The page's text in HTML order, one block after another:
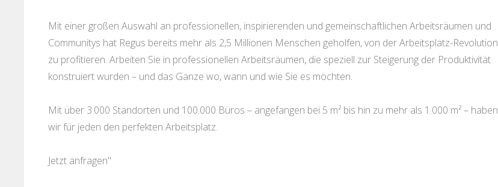
Mit einer großen Auswahl an professionellen, inspirierenden und gemeinschaftlichen Arbeitsräumen und
Communitys hat Regus bereits mehr als 2,5 Millionen Menschen geholfen, von der Arbeitsplatz-Revolution
zu profitieren. Arbeiten Sie in professionellen Arbeitsräumen, die speziell zur Steigerung der Produktivität
konstruiert wurden – und das Ganze wo, wann und wie Sie es möchten.
Mit über 3.000 Standorten und 100.000 Büros – angefangen bei 5 m² bis hin zu mehr als 1.000 m² – haben
wir für jeden den perfekten Arbeitsplatz.
Jetzt anfragen"